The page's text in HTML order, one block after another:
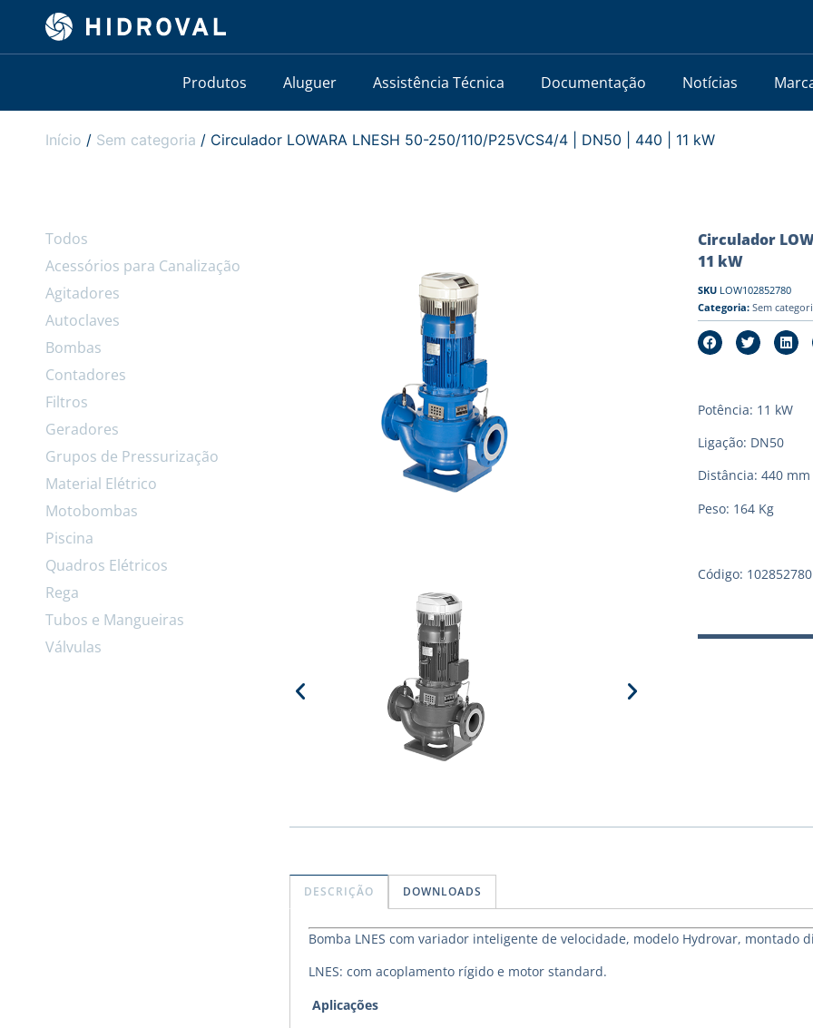
Produtos Aluguer Assistência Técnica Documentação Notícias
Início / Sem categoria / Circulador LOWARA LNESH 50-250/110/P25VCS4/4 | DN50 | 440 | 11 kW
Todos
Acessórios para Canalização
Agitadores
Autoclaves
Bombas
Contadores
Filtros
Geradores
Grupos de Pressurização
Material Elétrico
Motobombas
Piscina
Quadros Elétricos
Rega
Tubos e Mangueiras
Válvulas
Circulador
11 kW
SKU LOW102852780
Categoria: Sem
Potência: 11 kW
Ligação: DN50
Distância: 440 mm
Peso: 164 Kg
Código: 102852780
DESCRIÇÃO DOWNLOADS
Bomba LNES com variador inteligente de velocidade, modelo Hydrovar, montado
LNES: com acoplamento rígido e motor standard.
Aplicações